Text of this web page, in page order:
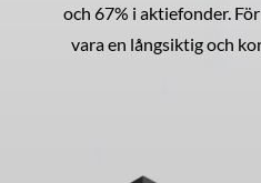
och 67% i aktiefonder.
vara en långsiktig och